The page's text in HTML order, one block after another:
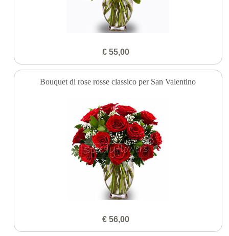
€ 55,00
Bouquet di rose rosse classico per San Valentino
€ 56,00